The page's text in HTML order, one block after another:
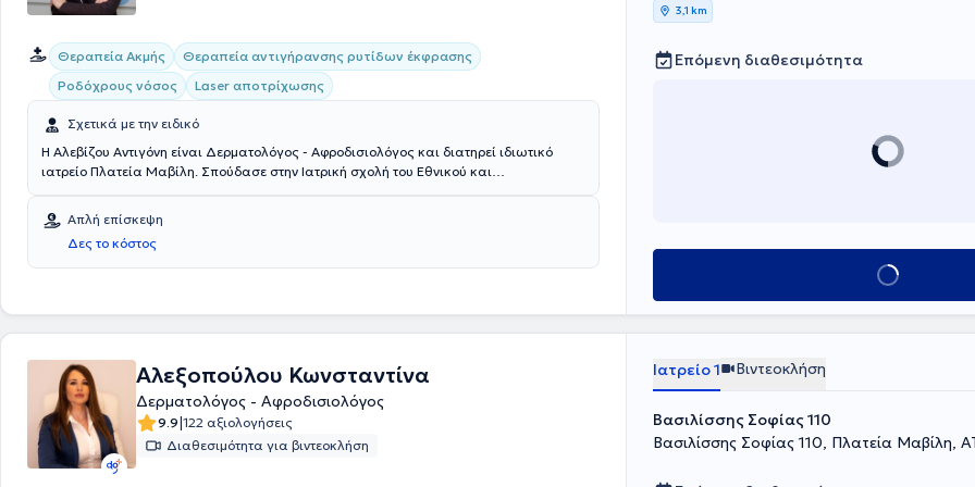
Θεραπεία Ακμής
Θεραπεία αντιγήρανσης ρυτίδων έκφρασης
Ροδόχρους νόσος
Laser αποτρίχωσης
Σχετικά με την ειδικό
Η Αλεβίζου Αντιγόνη είναι Δερματολόγος - Αφροδισιολόγος και διατηρεί ιδιωτικό
ιατρείο Πλατεία Μαβίλη. Σπούδασε στην Ιατρική σχολή του Εθνικού και
Αφροδισιολόγος στο Νοσοκομείο «Ανδρέας Συγγρός». Είναι διδάκτωρ του
Πανεπιστημίου Αθηνών. Εξειδικεύεται στη ροδόχρου νόσο. Τέλος, είναι μέλος της
Ευρωπαικής Ακαδημίας Δερματολογίας, της Ελληνικής Δερματολογικής Εταιρείας,
της Ελληνικής Εταιρείας Δερματοσκόπησης και της Ελληνικής Εταιρείας
Απλή επίσκεψη
Δες το κόστος
3,1 km
Επόμενη διαθεσιμότητα
Κλείσε ραντεβού
Αλεξοπούλου Κωνσταντίνα
Δερματολόγος - Αφροδισιολόγος
9.9|122 αξιολογήσεις
Διαθεσιμότητα για βιντεοκλήση
Ιατρείο 1 Βιντεοκλήση
Βασιλίσσης Σοφίας 110
Βασιλίσσης Σοφίας 110, Πλατεία Μαβίλη,